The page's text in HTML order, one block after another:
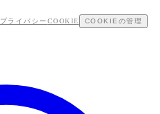
プライバシー COOKIE
COOKIEの管理